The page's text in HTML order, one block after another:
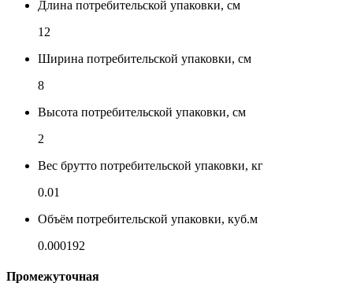
Длина потребительской упаковки, см
12
Ширина потребительской упаковки, см
8
Высота потребительской упаковки, см
2
Вес брутто потребительской упаковки, кг
0.01
Объём потребительской упаковки, куб.м
0.000192
Промежуточная